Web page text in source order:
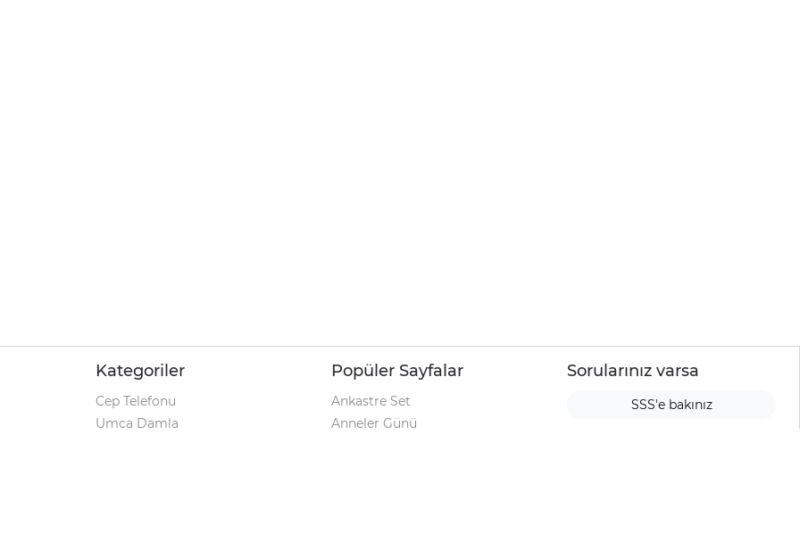
Kategoriler
Cep Telefonu
Umca Damla
Popüler Sayfalar
Ankastre Set
Anneler Günü
Sorularınız varsa
SSS'e bakınız